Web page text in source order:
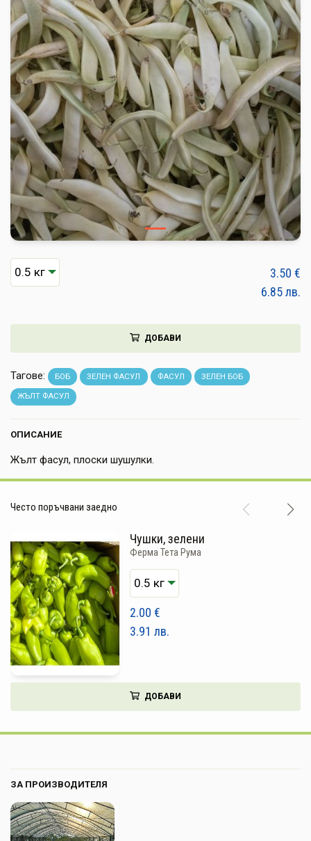
ПЛОДОВЕ И ЗЕЛЕНЧУЦИ
ХЛЯБ, ЗЪРНЕНИ, ВАРИВА
МЛЕЧНИ И ЯЙЦА
МЕД И ПЧЕЛНИ
КОНСЕРВИРАНИ
ЯДКИ И ТАХАНИ
ВЕГАН ПРОДУКТИ
БИЛКИ И ПОДПРАВКИ
РАСТИТЕЛНИ МАСЛА И ОЦЕТ
КАФЕ И ЧАЙ
НАПИТКИ
ЗА ДОМА
ДОСТАВКА И ПЛАЩАНЕ
КАЧЕСТВО
УСЛОВИЯ ЗА ПОЛЗВАНЕ
3.50 €
6.85лв.
ДОБАВИ
Тагове: БОБ ЗЕЛЕН ФАСУЛ ФАСУЛ ЗЕЛЕН БОБ
ЖЪЛТ ФАСУЛ
ОПИСАНИЕ
Жълт фасул, плоски шушулки.
Често поръчвани заедно
Чушки, зелени
Ферма Тета Рума
2.00 €
3.91 лв.
ДОБАВИ
ЗА ПРОИЗВОДИТЕЛЯ